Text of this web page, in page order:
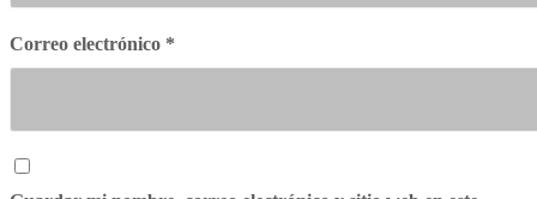
Correo electrónico *